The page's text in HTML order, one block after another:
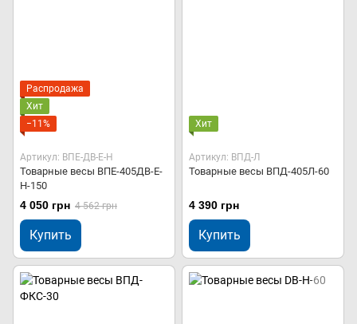
Распродажа
Хит
−11%
Артикул: ВПЕ-ДВ-Е-Н
Товарные весы ВПЕ-405ДВ-Е-
Н-150
4 050 грн 4 562 грн
Купить
Хит
Артикул: ВПД-Л
Товарные весы ВПД-405Л-60
4 390 грн
Купить